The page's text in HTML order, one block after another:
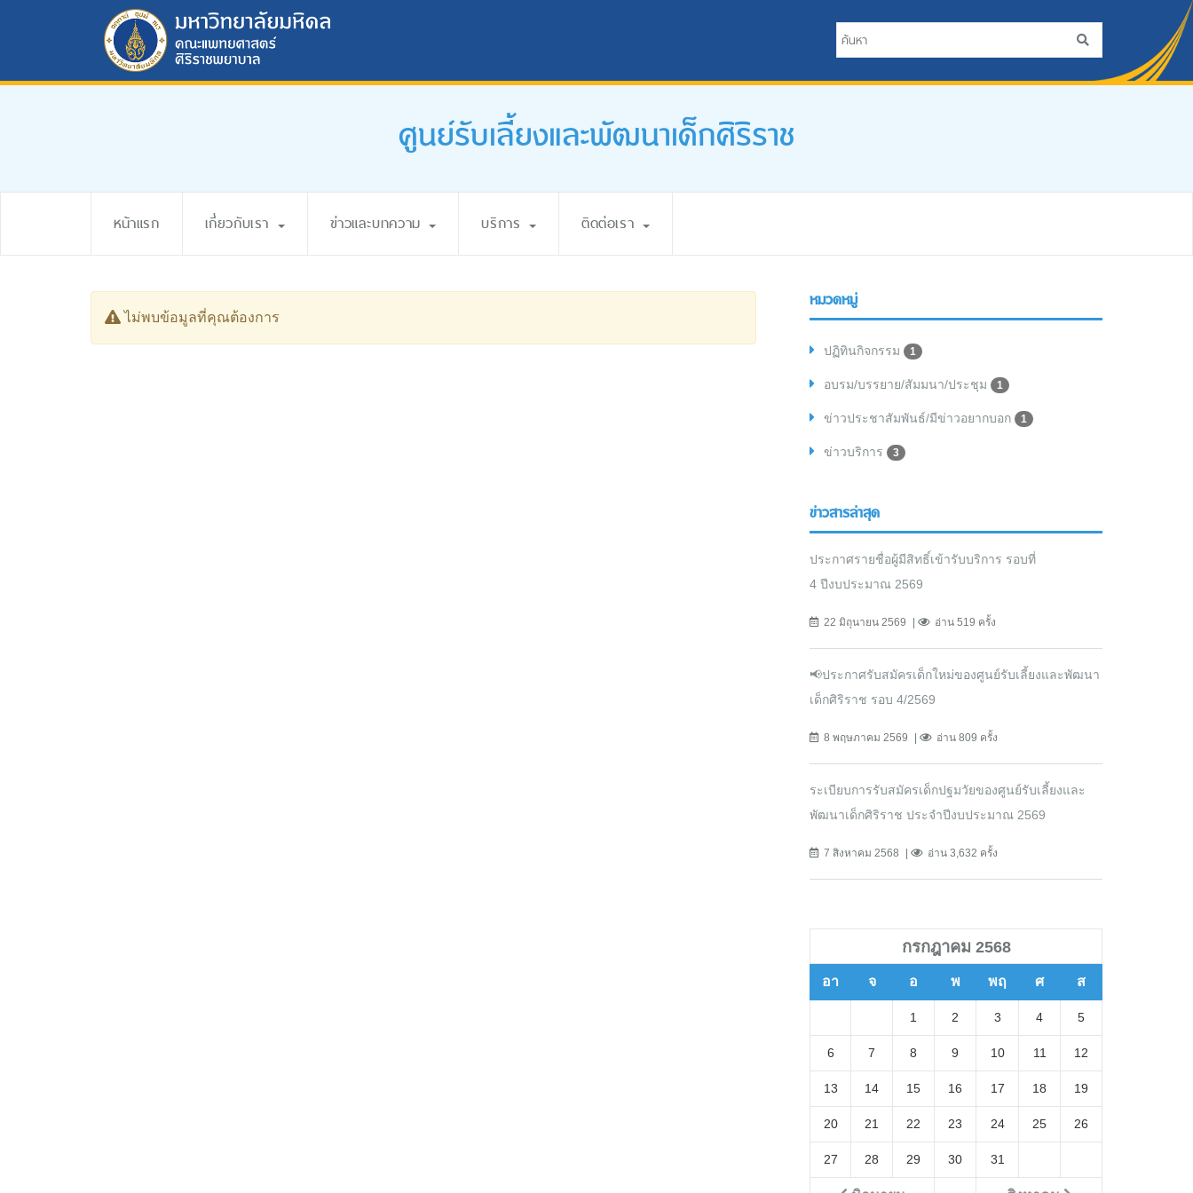
ศูนย์รับเลี้ยงและพัฒนาเด็กศิริราช
หน้าแรก เกี่ยวกับเรา ข่าวและบทความ บริการ ติดต่อเรา
ไม่พบข้อมูลที่คุณต้องการ
หมวดหมู่
ปฏิทินกิจกรรม 1
อบรม/บรรยาย/สัมมนา/ประชุม 1
ข่าวประชาสัมพันธ์/มีข่าวอยากบอก 1
ข่าวบริการ 3
ข่าวสารล่าสุด
ประกาศรายชื่อผู้มีสิทธิ์เข้ารับบริการ รอบที่
4 ปีงบประมาณ 2569
22 มิถุนายน 2569 อ่าน 519 ครั้ง
📢ประกาศรับสมัครเด็กใหม่ของศูนย์รับเลี้ยงและพัฒนา
เด็กศิริราช รอบ 4/2569
8 พฤษภาคม 2569 อ่าน 809 ครั้ง
ระเบียบการรับสมัครเด็กปฐมวัยของศูนย์รับเลี้ยงและ
พัฒนาเด็กศิริราช ประจำปีงบประมาณ 2569
7 สิงหาคม 2568 อ่าน 3,632 ครั้ง
กรกฎาคม 2568
อา จ อ พ พฤ ศ ส
1 2 3 4 5
6 7 8 9 10 11 12
13 14 15 16 17 18 19
20 21 22 23 24 25 26
27 28 29 30 31